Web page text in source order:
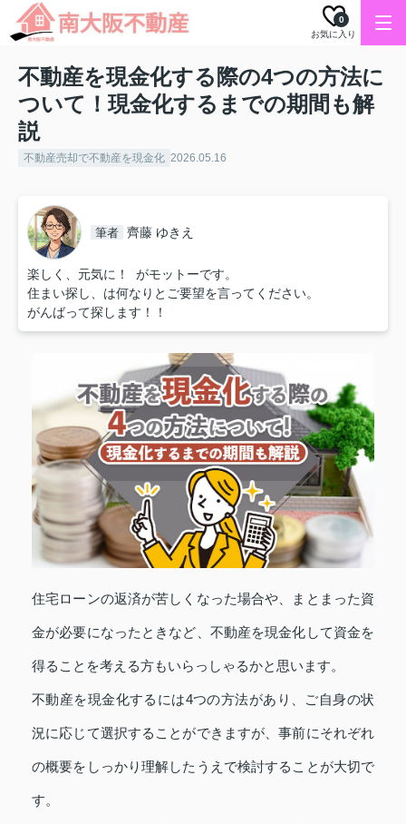
お気に入り
0
不動産を現金化する際の4つの方法に
ついて！現金化するまでの期間も解
説
不動産売却で不動産を現金化 2026.05.16
筆者 齊藤 ゆきえ
楽しく、元気に！ がモットーです。
住まい探し、は何なりとご要望を言ってください。
がんばって探します！！
住宅ローンの返済が苦しくなった場合や、まとまった資
金が必要になったときなど、不動産を現金化して資金を
得ることを考える方もいらっしゃるかと思います。
不動産を現金化するには4つの方法があり、ご自身の状
況に応じて選択することができますが、事前にそれぞれ
の概要をしっかり理解したうえで検討することが大切で
す。